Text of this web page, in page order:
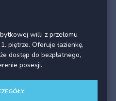
willi z przełomu
piętrze. Oferuje łazienkę,
dostęp do bezpłatnego,
posesji.